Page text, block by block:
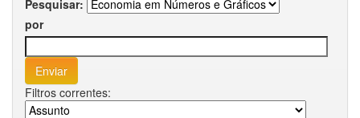
Pesquisar:
por
Filtros correntes: